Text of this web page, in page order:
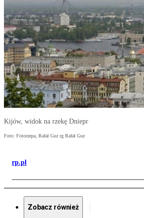
Kijów, widok na rzekę Dniepr
Foto: Fotorzepa, Rafał Guz rg Rafał Guz
rp.pl
Zobacz również